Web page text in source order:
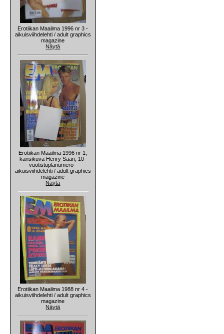
Erotiikan Maailma 1996 nr 3 -
aikuisviihdelehti / adult graphics
magazine
Näytä
Erotiikan Maailma 1996 nr 1,
kansikuva Henry Saari, 10-
vuotistuplanumero -
aikuisviihdelehti / adult graphics
magazine
Näytä
Erotiikan Maailma 1988 nr 4 -
aikuisviihdelehti / adult graphics
magazine
Näytä